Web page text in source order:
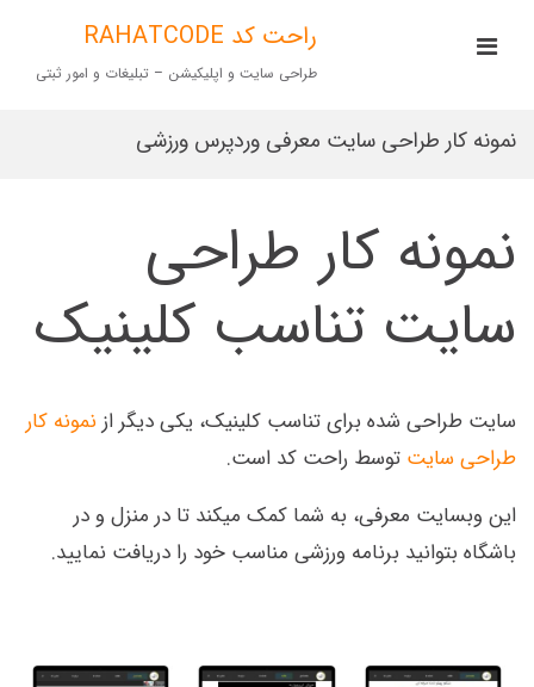
content
راحت کد RAHATCODE
طراحی سایت و اپلیکیشن – تبلیغات و امور ثبتیMenu
نمونه کار طراحی سایت معرفی وردپرس ورزشی
نمونه کار طراحی
سایت تناسب کلینیک
سایت طراحی شده برای تناسب کلینیک، یکی دیگر ازنمونه کار
طراحی سایت توسط راحت کد است.
این وبسایت معرفی، به شما کمک میکند تا در منزل و در
باشگاه بتوانید برنامه ورزشی مناسب خود را دریافت نمایید.